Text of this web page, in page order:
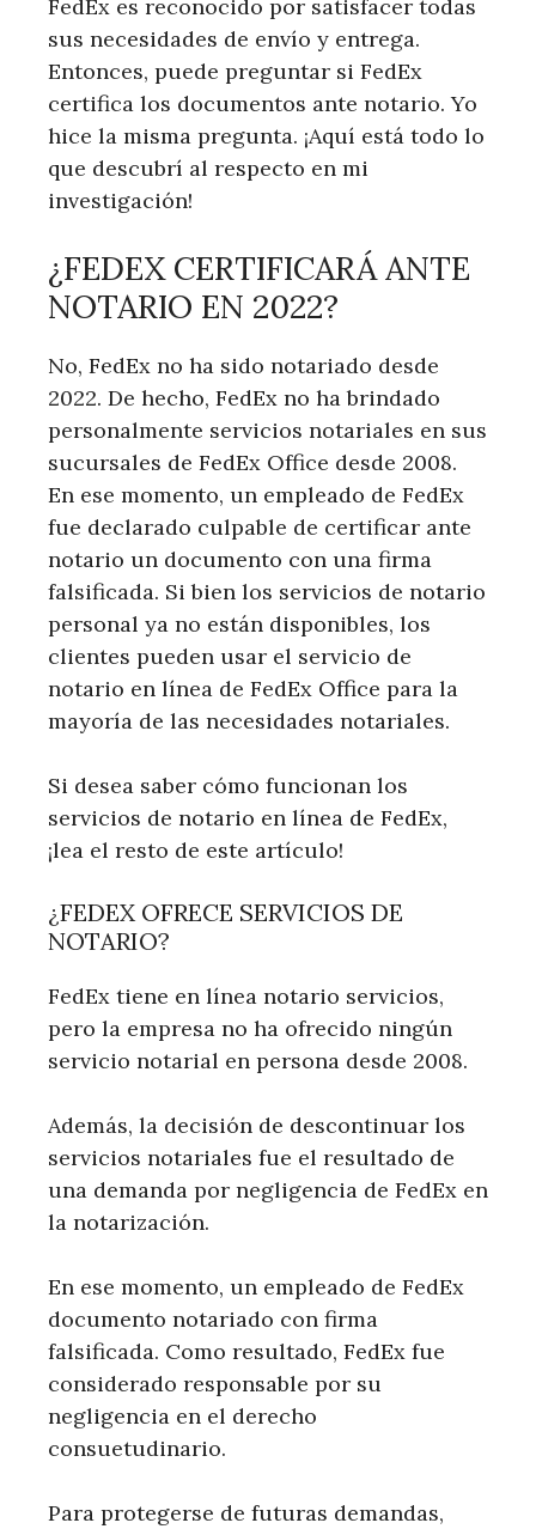
FedEx es reconocido por satisfacer todas
sus necesidades de envío y entrega.
Entonces, puede preguntar si FedEx
certifica los documentos ante notario. Yo
hice la misma pregunta. ¡Aquí está todo lo
que descubrí al respecto en mi
investigación!
¿FEDEX CERTIFICARÁ ANTE
NOTARIO EN 2022?
No, FedEx no ha sido notariado desde
2022. De hecho, FedEx no ha brindado
personalmente servicios notariales en sus
sucursales de FedEx Office desde 2008.
En ese momento, un empleado de FedEx
fue declarado culpable de certificar ante
notario un documento con una firma
falsificada. Si bien los servicios de notario
personal ya no están disponibles, los
clientes pueden usar el servicio de
notario en línea de FedEx Office para la
mayoría de las necesidades notariales.
Si desea saber cómo funcionan los
servicios de notario en línea de FedEx,
¡lea el resto de este artículo!
¿FEDEX OFRECE SERVICIOS DE
NOTARIO?
FedEx tiene en línea notario servicios,
pero la empresa no ha ofrecido ningún
servicio notarial en persona desde 2008.
Además, la decisión de descontinuar los
servicios notariales fue el resultado de
una demanda por negligencia de FedEx en
la notarización.
En ese momento, un empleado de FedEx
documento notariado con firma
falsificada. Como resultado, FedEx fue
considerado responsable por su
negligencia en el derecho
consuetudinario.
Para protegerse de futuras demandas,